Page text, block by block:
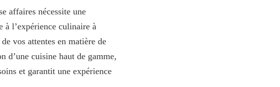
affaires nécessite une
à l’expérience culinaire à
vos attentes en matière de
d’une cuisine haut de gamme,
et garantit une expérience